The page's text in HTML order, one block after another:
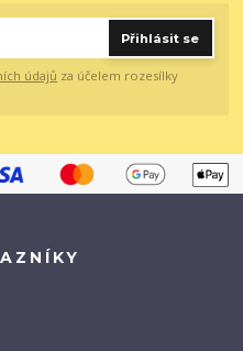
Přihlásit se
údajů za účelem rozesílky